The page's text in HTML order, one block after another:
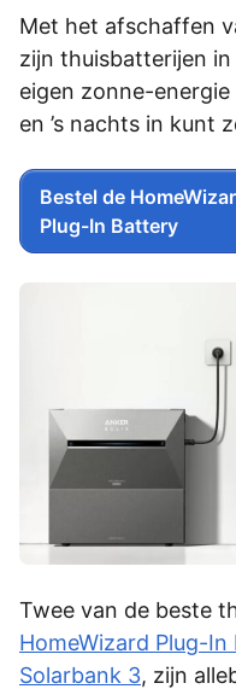
Met het afschaffen
zijn thuisbatterijen in
eigen zonne-energie
en ’s nachts in kunt
Bestel de
Plug-In Battery
Twee van de beste
HomeWizard Plug-
Solarbank 3, zijn